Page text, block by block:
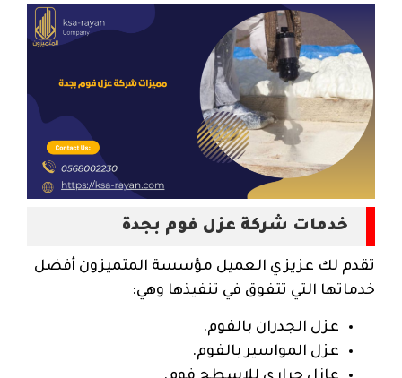
خدمات شركة عزل فوم بجدة
تقدم لك عزيزي العميل مؤسسة المتميزون أفضل
خدماتها التي تتفوق في تنفيذها وهي:
عزل الجدران بالفوم.
عزل المواسير بالفوم.